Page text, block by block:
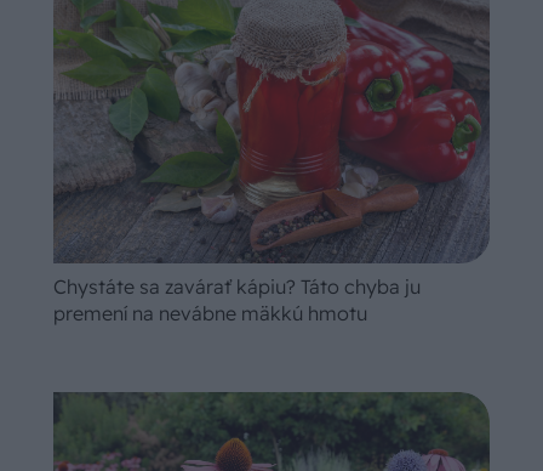
Chystáte sa zavárať kápiu? Táto chyba ju
premení na nevábne mäkkú hmotu